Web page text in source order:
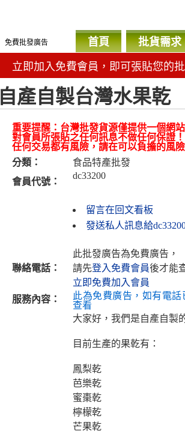
免費批發廣告 首頁 批貨需求
立即加入免費會員，即可張貼您的
自產自製台灣水果乾
重要提醒：台灣批發貨源僅提供一個網
對會員所張貼之任何訊息不做任何保證！
任何交易都有風險，請在可以負擔的風
分類：
食品特產批發
會員代號：
dc33200
留言在回文看板
發送私人訊息給
聯絡電話：
此批發廣告為免費廣告，
請先登入免費會員後才能
立即免費加入會員
服務內容：
此為免費廣告，如有電
查看
大家好，我們是自產自製
目前生產的果乾有：
鳳梨乾
芭樂乾
蜜棗乾
檸檬乾
芒果乾